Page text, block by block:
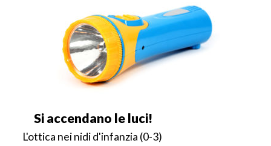
Si accendano le luci!
L'ottica nei nidi d'infanzia (0-3)